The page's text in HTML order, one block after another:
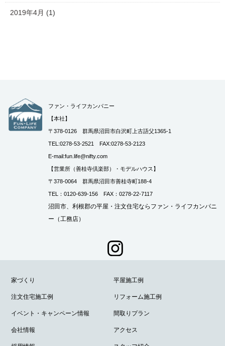
2019年4月 (1)
ファン・ライフカンパニー
【本社】
〒378-0126 群馬県沼田市白沢町上古語父1365-1
TEL:0278-53-2521 FAX:0278-53-2123
E-mail:fun.life@nifty.com
【営業所（善桂寺倶楽部）・モデルハウス】
〒378-0064 群馬県沼田市善桂寺町188-4
TEL：0120-639-156 FAX：0278-22-7117
沼田市、利根郡の平屋・注文住宅ならファン・ライフカンパニ
ー（工務店）
家づくり 平屋施工例
注文住宅施工例 リフォーム施工例
イベント・キャンペーン情報 間取りプラン
会社情報 アクセス